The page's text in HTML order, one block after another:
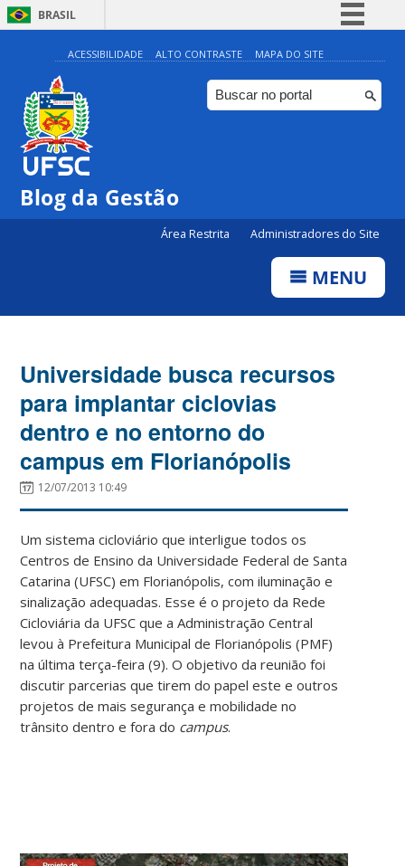
BRASIL
Simplifique!
Comunica BR
Participe
ACESSIBILIDADE ALTO CONTRASTE MAPA DO SITE
Blog da Gestão
Área Restrita Administradores do Site
MENU
Universidade busca recursos
para implantar ciclovias
dentro e no entorno do
campus em Florianópolis
12/07/2013 10:49
Um sistema cicloviário que interligue todos os
Centros de Ensino da Universidade Federal de Santa
Catarina (UFSC) em Florianópolis, com iluminação e
sinalização adequadas. Esse é o projeto da Rede
Cicloviária da UFSC que a Administração Central
levou à Prefeitura Municipal de Florianópolis (PMF)
na última terça-feira (9). O objetivo da reunião foi
discutir parcerias que tirem do papel este e outros
projetos de mais segurança e mobilidade no
trânsito dentro e fora do campus.